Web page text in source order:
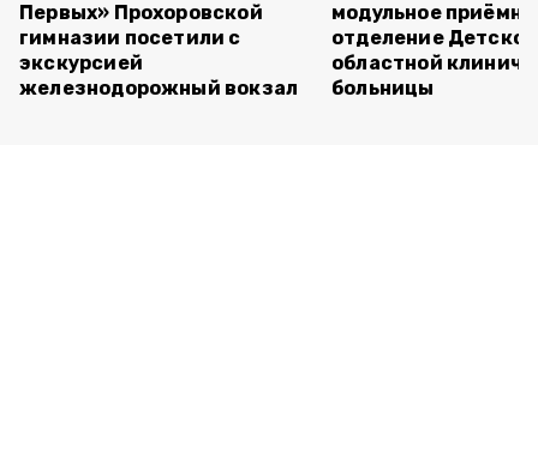
Первых» Прохоровской
гимназии посетили с
экскурсией
железнодорожный вокзал
модульное
отделение Детской
областной
больницы